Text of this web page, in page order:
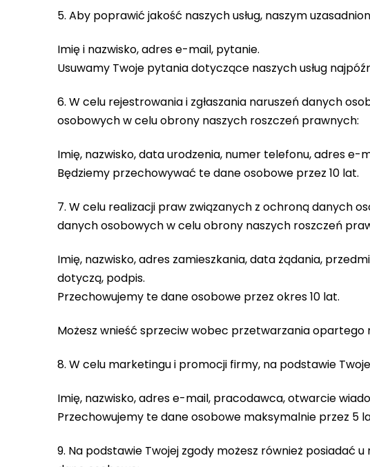
5. Aby poprawić jakość naszych usług, naszym
Imię i nazwisko, adres e-mail, pytanie.
Usuwamy Twoje pytania dotyczące naszych usług
6. W celu rejestrowania i zgłaszania naruszeń danych
osobowych w celu obrony naszych roszczeń prawnych:
Imię, nazwisko, data urodzenia, numer telefonu, adres e-
Będziemy przechowywać te dane osobowe przez 10 lat.
7. W celu realizacji praw związanych z ochroną danych
danych osobowych w celu obrony naszych roszczeń
Imię, nazwisko, adres zamieszkania, data żądania,
dotyczą, podpis.
Przechowujemy te dane osobowe przez okres 10 lat.
Możesz wnieść sprzeciw wobec przetwarzania opartego
8. W celu marketingu i promocji firmy, na podstawie
Imię, nazwisko, adres e-mail, pracodawca, otwarcie
Przechowujemy te dane osobowe maksymalnie przez 5
9. Na podstawie Twojej zgody możesz również posiadać